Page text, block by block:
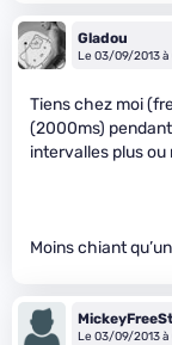
Gladou
Le 03/09/2013 à
Tiens chez moi
(2000ms)
intervalles plus ou
Moins chiant
Le 03/09/2013 à